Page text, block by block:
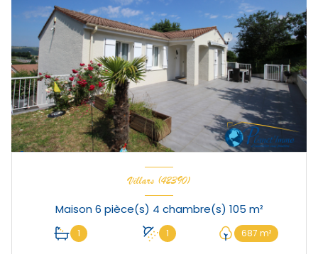
Villars (42390)
Maison 6 pièce(s) 4 chambre(s) 105 m²
1 1 687 m²